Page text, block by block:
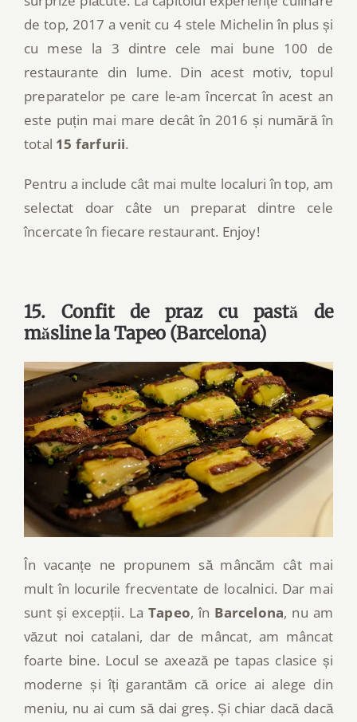
de top, 2017 a venit cu 4 stele Michelin în plus și
cu mese la 3 dintre cele mai bune 100 de
restaurante din lume. Din acest motiv, topul
preparatelor pe care le-am încercat în acest an
este puțin mai mare decât în 2016 și numără în
total 15 farfurii.
Pentru a include cât mai multe localuri în top, am
selectat doar câte un preparat dintre cele
încercate în fiecare restaurant. Enjoy!
15. Confit de praz cu pastă de
măsline la Tapeo (Barcelona)
În vacanțe ne propunem să mâncăm cât mai
mult în locurile frecventate de localnici. Dar mai
sunt și excepții. La Tapeo, în Barcelona, nu am
văzut noi catalani, dar de mâncat, am mâncat
foarte bine. Locul se axează pe tapas clasice și
moderne și îți garantăm că orice ai alege din
meniu, nu ai cum să dai greș. Și chiar dacă dacă